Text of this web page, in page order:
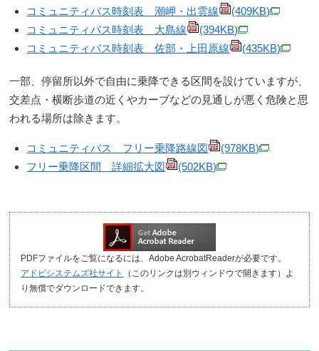
コミュニティバス時刻表 潮岬・出雲線
(409KB)
コミュニティバス時刻表 大島線
(394KB)
コミュニティバス時刻表 佐部・上田原線
(435KB)
一部、停留所以外で自由に乗降できる区間を設けていますが、
交差点・横断歩道の近くやカーブなどの見通しが悪く危険と思
われる場所は除きます。
コミュニティバス フリー乗降路線図
(978KB)
フリー乗降区間 詳細拡大図
(502KB)
PDFファイルをご覧になるには、Adobe AcrobatReaderが必要です。
アドビシステムズ社サイト
（このリンクは別ウィンドウで開きます）よ
り無償でダウンロードできます。